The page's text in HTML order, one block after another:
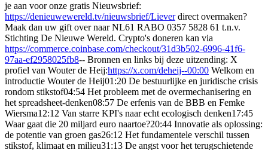
je aan voor onze gratis Nieuwsbrief:
https://denieuwewereld.tv/nieuwsbrief/Lieverdirect overmaken?
Maak dan uw gift over naar NL61 RABO 0357 5828 61 t.n.v.
Stichting De Nieuwe Wereld. Crypto's doneren kan via
https://commerce.coinbase.com/checkout/31d3b502-6996-41f6-
97aa-ef2958025fb8-- Bronnen en links bij deze uitzending: X
profiel van Wouter de Heij:https://x.com/deheij--00:00 Welkom en
introductie Wouter de Heij01:20 De bestuurlijke en juridische crisis
rondom stikstof04:54 Het probleem met de overmechanisering en
het spreadsheet-denken08:57 De erfenis van de BBB en Femke
Wiersma12:12 Van starre KPI's naar echt ecologisch denken17:45
Waar gaat die 20 miljard euro naartoe?20:44 Innovatie als oplossing:
de potentie van groen gas26:12 Het fundamentele verschil tussen
stikstof, klimaat en milieu31:13 De angst voor het terugschietende